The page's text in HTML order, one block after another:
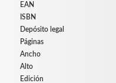
EAN
ISBN
Depósito legal
Páginas
Ancho
Alto
Edición